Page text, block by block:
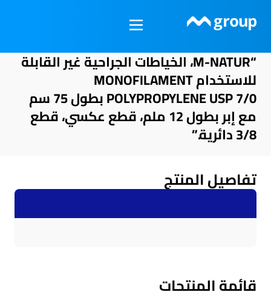
المحتوى
“M-NATUR، الخياطات الجراحية غير القابلة
للاستخدام MONOFILAMENT
POLYPROPYLENE USP 7/0 بطول 75 سم
مع إبر بطول 12 ملم، قطع عكسي، قطع
3/8 دائرية.”
تفاصيل المنتج
قائمة المنتجات